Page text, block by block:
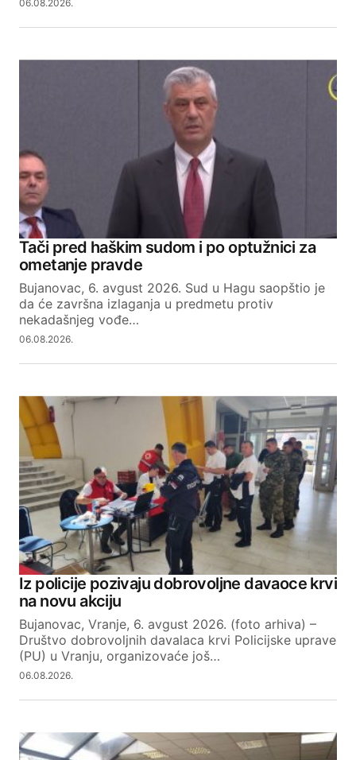
06.08.2026.
Tači pred haškim sudom i po optužnici za
ometanje pravde
Bujanovac, 6. avgust 2026. Sud u Hagu saopštio je
da će završna izlaganja u predmetu protiv
nekadašnjeg vođe…
06.08.2026.
Iz policije pozivaju dobrovoljne davaoce krvi
na novu akciju
Bujanovac, Vranje, 6. avgust 2026. (foto arhiva) –
Društvo dobrovoljnih davalaca krvi Policijske uprave
(PU) u Vranju, organizovaće još…
06.08.2026.